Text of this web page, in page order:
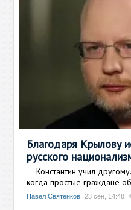
Благодаря Крылову
русского
Константин учил
когда простые граждане
Павел Святенков 23 сен, 14:48